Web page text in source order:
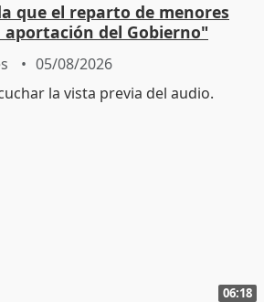
que el reparto de menores
del Gobierno"
05/08/2026
06:18